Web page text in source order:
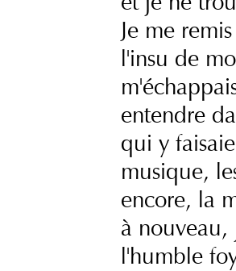
Je me
l'insu de
entendre
qui y
musique,
encore, la
à
l'humble